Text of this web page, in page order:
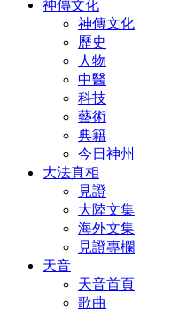
神傳文化
神傳文化
歷史
人物
中醫
科技
藝術
典籍
今日神州
大法真相
見證
大陸文集
海外文集
見證專欄
天音
天音首頁
歌曲